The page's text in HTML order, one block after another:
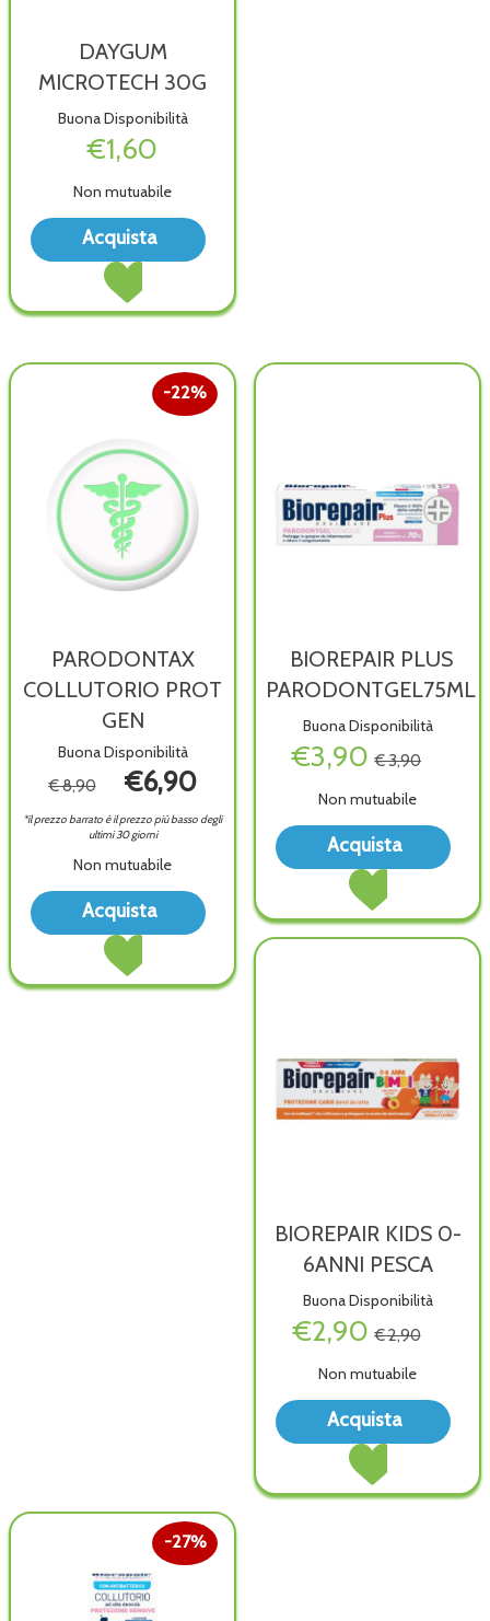
DAYGUM
MICROTECH 30G
Buona Disponibilità
€1,60
Non mutuabile
Acquista
Acquista DAYGUM
30G al
wishlist
PARODONTAX
COLLUTORIO PROT
GEN
Buona Disponibilità
22%
€ 8,90 €6,90
*il prezzo barrato è il prezzo più basso degli
ultimi 30 giorni
Non mutuabile
Acquista
Acquista PARODONTAX
PROT
Acquista PARODONTAX
COLLUTORIO
GEN alla
wishlist
BIOREPAIR PLUS
PARODONTGEL75ML
Buona Disponibilità
€3,90 € 3,90
Non mutuabile
Acquista
Acquista BIOREPAIR
carrello
BIOREPAIR KIDS 0-
6ANNI PESCA
Buona Disponibilità
€2,90 € 2,90
Non mutuabile
Acquista
Acquista BIOREPAIR
0-
27%